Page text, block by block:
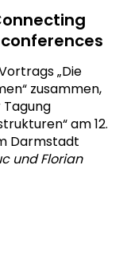
„Die
zusammen,
Tagung
am 12.
Darmstadt
und Florian